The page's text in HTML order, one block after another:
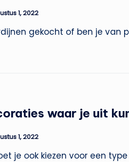
1, 2022
gekocht of ben je van
waar je uit
1, 2022
je ook kiezen voor een